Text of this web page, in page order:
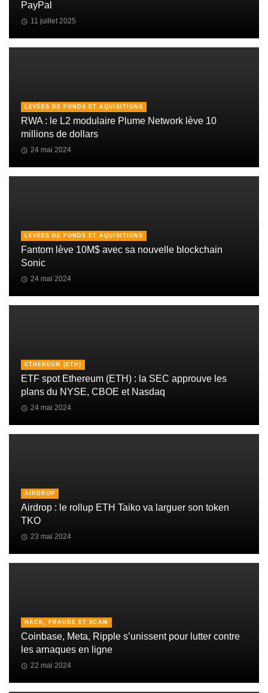
PayPal
11 juillet 2025
LEVÉES DE FONDS ET AQUISITIONS
RWA : le L2 modulaire Plume Network lève 10
millions de dollars
24 mai 2024
LEVÉES DE FONDS ET AQUISITIONS
Fantom lève 10M$ avec sa nouvelle blockchain
Sonic
24 mai 2024
ETHEREUM (ETH)
ETF spot Ethereum (ETH) : la SEC approuve les
plans du NYSE, CBOE et Nasdaq
24 mai 2024
AIRDROP
Airdrop : le rollup ETH Taiko va larguer son token
TKO
23 mai 2024
HACK, FRAUDE ET SCAM
Coinbase, Meta, Ripple s’unissent pour lutter contre
les arnaques en ligne
22 mai 2024